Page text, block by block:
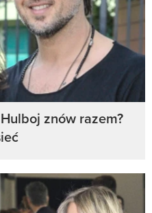
znów razem?